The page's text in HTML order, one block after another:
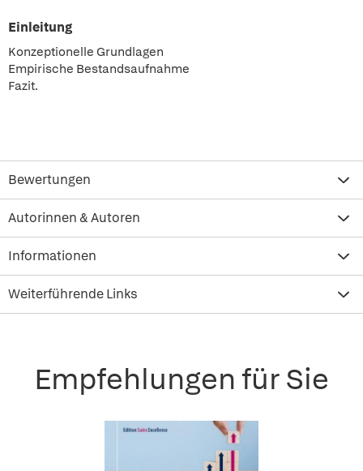
Einleitung
Konzeptionelle Grundlagen
Empirische Bestandsaufnahme
Fazit.
Bewertungen
Autorinnen & Autoren
Informationen
Weiterführende Links
Empfehlungen für Sie